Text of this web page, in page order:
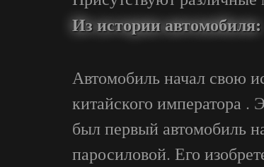
Из истории автомобиля:
Автомобиль начал свою
китайского императора .
был первый автомобиль
паросиловой. Его